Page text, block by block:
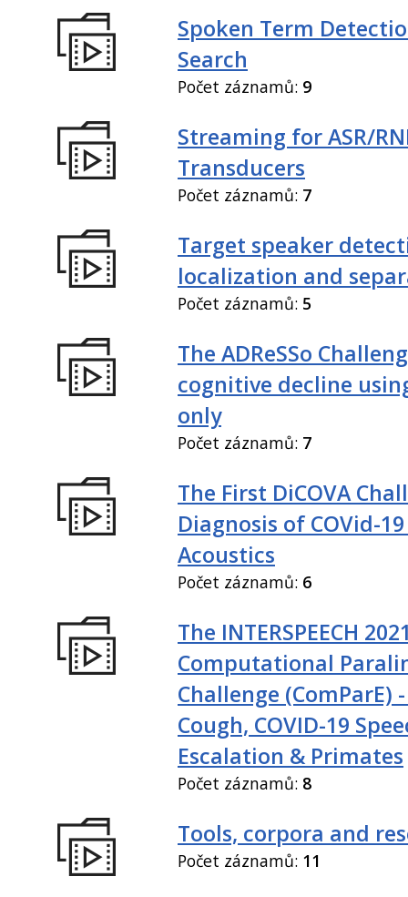
Spoken Term
Search
Počet záznamů: 9
Streaming for ASR/
Transducers
Počet záznamů: 7
Target speaker
localization and
Počet záznamů: 5
The ADReSSo
cognitive decline
only
Počet záznamů: 7
The First DiCOVA
Diagnosis of COVid-
Acoustics
Počet záznamů: 6
The INTERSPEECH
Computational
Challenge (ComParE)
Cough, COVID-19
Escalation & Primates
Počet záznamů: 8
Tools, corpora and
Počet záznamů: 11